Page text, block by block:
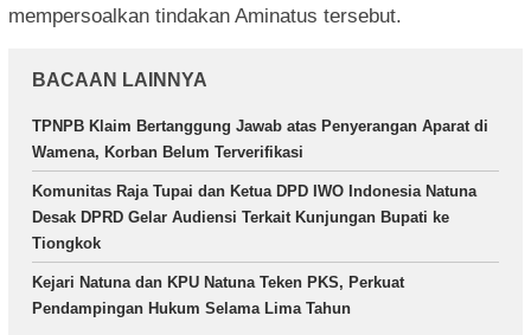
mempersoalkan tindakan Aminatus tersebut.
BACAAN LAINNYA
TPNPB Klaim Bertanggung Jawab atas Penyerangan Aparat di
Wamena, Korban Belum Terverifikasi
Komunitas Raja Tupai dan Ketua DPD IWO Indonesia Natuna
Desak DPRD Gelar Audiensi Terkait Kunjungan Bupati ke
Tiongkok
Kejari Natuna dan KPU Natuna Teken PKS, Perkuat
Pendampingan Hukum Selama Lima Tahun